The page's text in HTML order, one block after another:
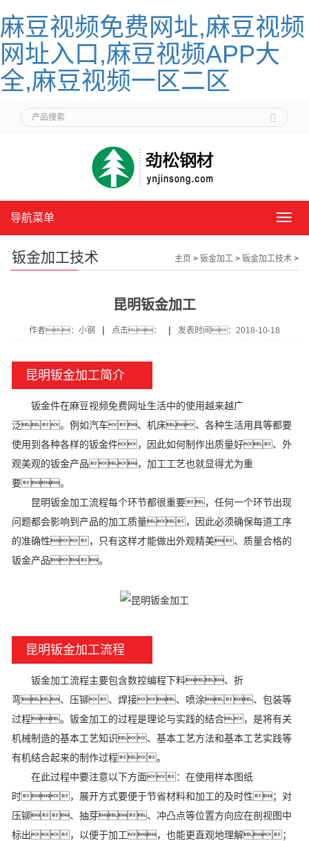
麻豆视频免费网址,麻豆视频
网址入口,麻豆视频APP大
全,麻豆视频一区二区
导
单
导航菜单
钣金加工技术 主页 > 钣金加工 > 钣金加工技术 >
昆明钣金加工
作者：小钢 | 点击： | 发表时间：2018-10-18
昆明钣金加工简介
钣金件在麻豆视频免费网址生活中的使用越来越广
泛。例如汽车、机床、各种生活用具等都要
使用到各种各样的钣金件，因此如何制作出质量好、外
观美观的钣金产品，加工工艺也就显得尤为重
要。
昆明钣金加工流程每个环节都很重要，任何一个环节出现
问题都会影响到产品的加工质量，因此必须确保每道工序
的准确性，只有这样才能做出外观精美、质量合格的
钣金产品。
昆明钣金加工流程
钣金加工流程主要包含数控编程下料、折
弯、压铆、焊接、喷涂、包装等
过程。钣金加工的过程是理论与实践的结合，是将有关
机械制造的基本工艺知识、基本工艺方法和基本工艺实践等
有机结合起来的制作过程。
在此过程中要注意以下方面：在使用样本图纸
时，展开方式要便于节省材料和加工的及时性；对
压铆、抽芽、冲凸点等位置方向应在剖视图中
标出，以便于加工，也能更直观地理解；